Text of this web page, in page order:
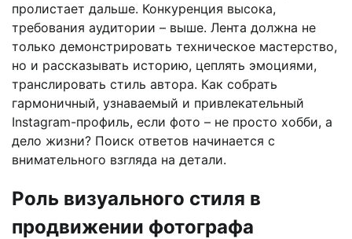
пролистает дальше. Конкуренция высока,
требования аудитории – выше. Лента должна не
только демонстрировать техническое мастерство,
но и рассказывать историю, цеплять эмоциями,
транслировать стиль автора. Как собрать
гармоничный, узнаваемый и привлекательный
Instagram-профиль, если фото – не просто хобби, а
дело жизни? Поиск ответов начинается с
внимательного взгляда на детали.
Роль визуального стиля в
продвижении фотографа